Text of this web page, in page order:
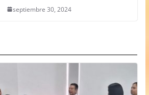
septiembre 30, 2024